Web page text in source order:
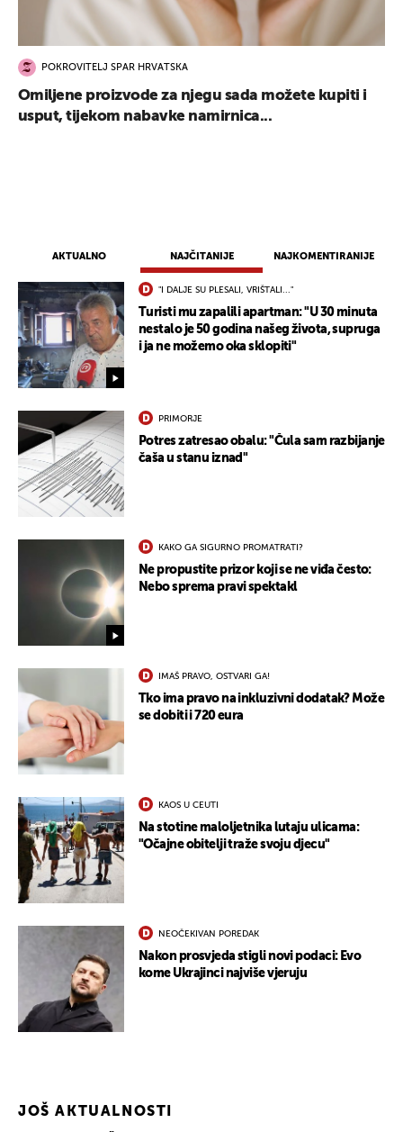
AKTUALNO NAJČITANIJE NAJKOMENTIRANIJE
"I DALJE SU PLESALI, VRIŠTALI..."
Turisti mu zapalili apartman: "U 30 minuta
nestalo je 50 godina našeg života, supruga
i ja ne možemo oka sklopiti"
PRIMORJE
Potres zatresao obalu: "Čula sam razbijanje
čaša u stanu iznad"
KAKO GA SIGURNO PROMATRATI?
Ne propustite prizor koji se ne viđa često:
Nebo sprema pravi spektakl
IMAŠ PRAVO, OSTVARI GA!
Tko ima pravo na inkluzivni dodatak? Može
se dobiti i 720 eura
KAOS U CEUTI
Na stotine maloljetnika lutaju ulicama:
"Očajne obitelji traže svoju djecu"
NEOČEKIVAN POREDAK
Nakon prosvjeda stigli novi podaci: Evo
kome Ukrajinci najviše vjeruju
JOŠ AKTUALNOSTI
POKROVITELJ SPAR HRVATSKA
Omiljene proizvode za njegu sada možete kupiti i
usput, tijekom nabavke namirnica...